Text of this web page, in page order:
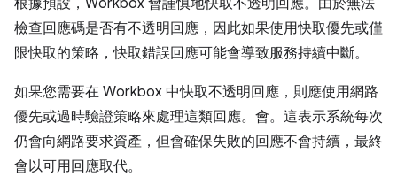
根據預設，Workbox 會謹慎地快取不透明回應。由於無法
檢查回應碼是否有不透明回應，因此如果使用快取優先或僅
限快取的策略，快取錯誤回應可能會導致服務持續中斷。
如果您需要在 Workbox 中快取不透明回應，則應使用網路
優先或過時驗證策略來處理這類回應。會。這表示系統每次
仍會向網路要求資產，但會確保失敗的回應不會持續，最終
會以可用回應取代。